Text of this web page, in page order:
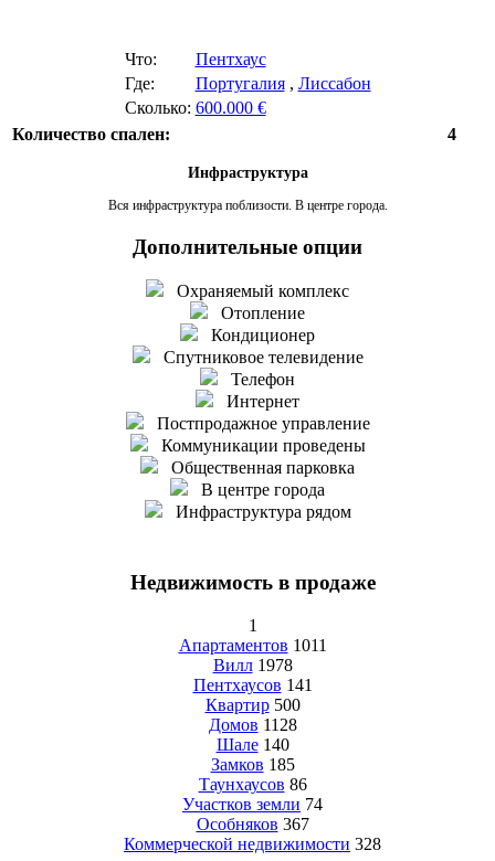
Что:
Пентхаус
Где:
Португалия, Лиссабон
Сколько: 600.000 €
Количество спален:
4
Инфраструктура
Вся инфраструктура поблизости. В центре города.
Дополнительные опции
Охраняемый комплекс
Отопление
Кондиционер
Спутниковое телевидение
Телефон
Интернет
Постпродажное управление
Коммуникации проведены
Общественная парковка
В центре города
Инфраструктура рядом
Недвижимость в продаже
1
Апартаментов 1011
Вилл 1978
Пентхаусов 141
Квартир 500
Домов 1128
Шале 140
Замков 185
Таунхаусов 86
Участков земли 74
Особняков 367
Коммерческой недвижимости 328